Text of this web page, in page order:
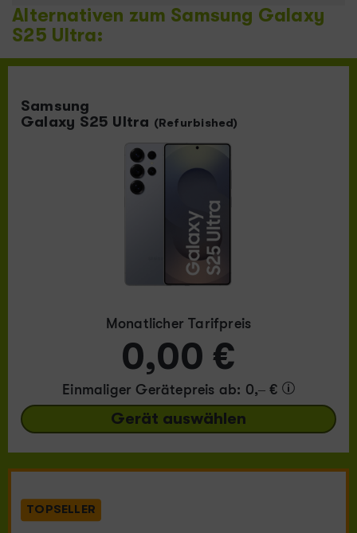
Alternativen zum Samsung Galaxy
S25 Ultra:
Samsung
Galaxy S25 Ultra (Refurbished)
Monatlicher Tarifpreis
0,00 €
Einmaliger Gerätepreis ab: 0,– €
Gerät auswählen
TOPSELLER